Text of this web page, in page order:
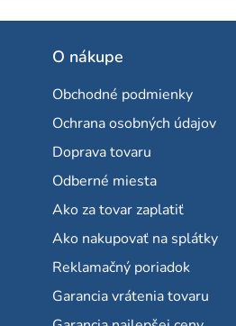
O nákupe
Obchodné podmienky
Ochrana osobných údajov
Doprava tovaru
Odberné miesta
Ako za tovar zaplatiť
Ako nakupovať na splátky
Reklamačný poriadok
Garancia vrátenia tovaru